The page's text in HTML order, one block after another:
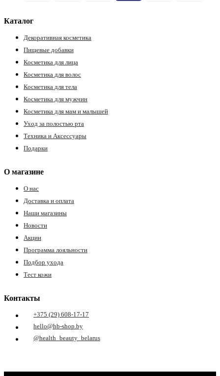
Каталог
Декоративная косметика
Пищевые добавки
Косметика для лица
Косметика для волос
Косметика для тела
Косметика для мужчин
Косметика для мам и малышей
Уход за полостью рта
Техника и Аксессуары
Подарки
О магазине
О нас
Доставка и оплата
Наши магазины
Новости
Акции
Программа лояльности
Подбор ухода
Тест кожи
Контакты
+375 (29) 608-17-17
hello@hb-shop.by
@health_beauty_belarus